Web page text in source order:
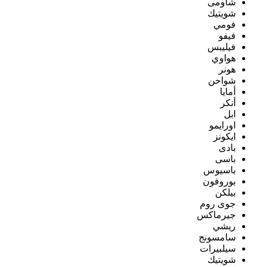
شاومى
شويتيك
فومي
فيفو
فيليبس
هواوي
هونر
شواحن
أمايا
أنكر
ابل
اورايمو
ايكونز
بادى
باسى
باسيوس
بوروفون
بيلكن
جوى روم
جيرماكس
ريشي
سامسونج
سيلبيرات
شويتيك